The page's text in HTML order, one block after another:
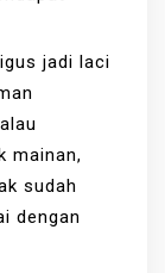
jadi laci
mainan,
sudah
dengan